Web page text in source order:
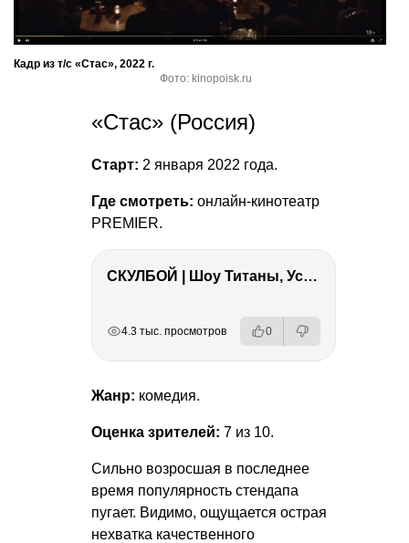
Кадр из т/с «Стас», 2022 г.
Фото: kinopoisk.ru
«Стас» (Россия)
Старт: 2 января 2022 года.
Где смотреть: онлайн-кинотеатр
PREMIER.
СКУЛБОЙ | Шоу Титаны, Усейн Болт, Ларрат, Зашквар!
4.3 тыс. просмотров 0
Жанр: комедия.
Оценка зрителей: 7 из 10.
Сильно возросшая в последнее
время популярность стендапа
пугает. Видимо, ощущается острая
нехватка качественного